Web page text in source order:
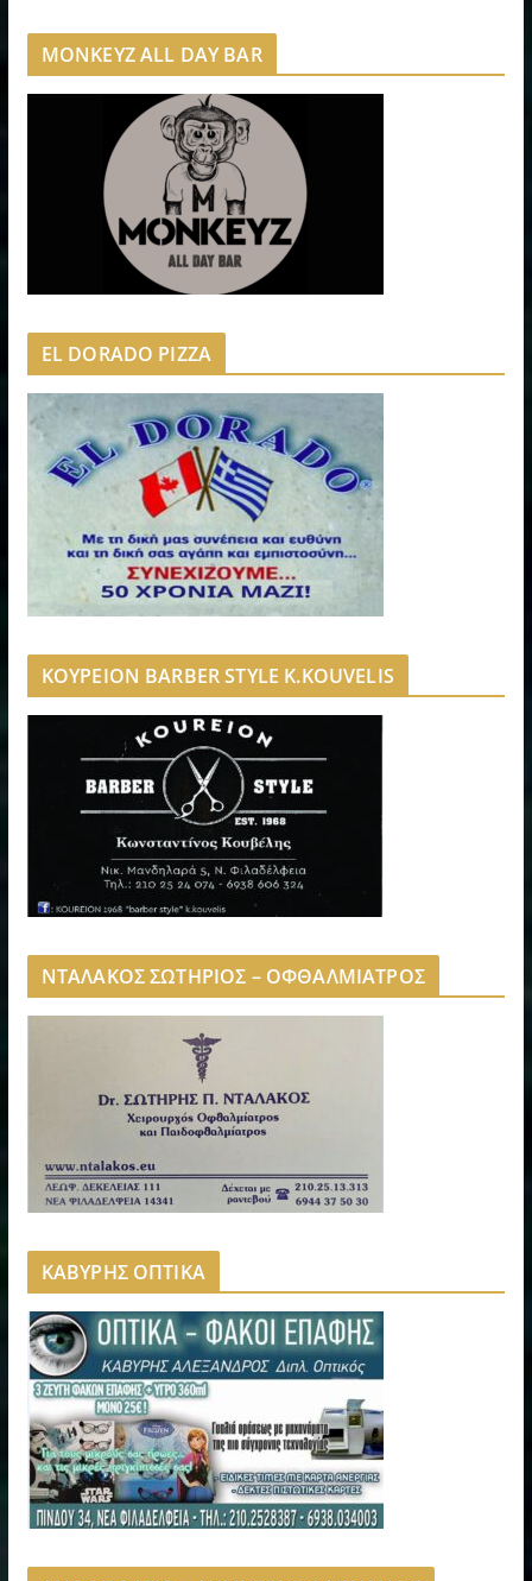
MONKEYZ ALL DAY BAR
EL DORADO PIZZA
ΚΟΥΡΕΙΟΝ BARBER STYLE K.KOUVELIS
ΝΤΑΛΑΚΟΣ ΣΩΤΗΡΙΟΣ – ΟΦΘΑΛΜΙΑΤΡΟΣ
ΚΑΒΥΡΗΣ ΟΠΤΙΚΑ